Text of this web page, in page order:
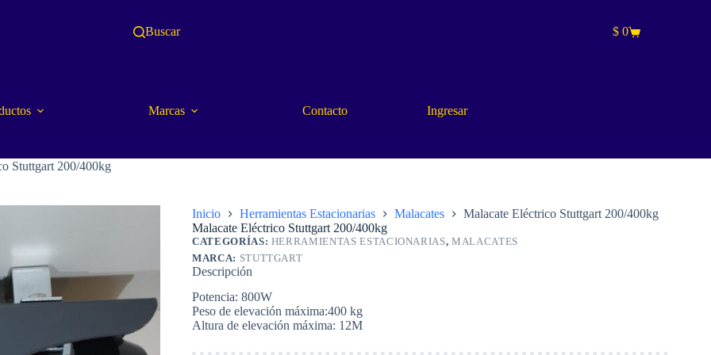
Buscar
Carro
$ 0
Marcas Contacto Ingresar
Stuttgart 200/400kg
Inicio Herramientas Estacionarias Malacates
Malacate Eléctrico Stuttgart 200/400kg
Malacate Eléctrico Stuttgart 200/400kg
CATEGORÍAS: HERRAMIENTAS ESTACIONARIAS,MALACATES
MARCA: STUTTGART
Descripción
Potencia: 800W
Peso de elevación máxima:400 kg
Altura de elevación máxima: 12M